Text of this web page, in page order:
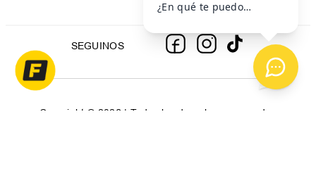
SEGUINOS
Copyright © 2026 | Todos los derechos reservados